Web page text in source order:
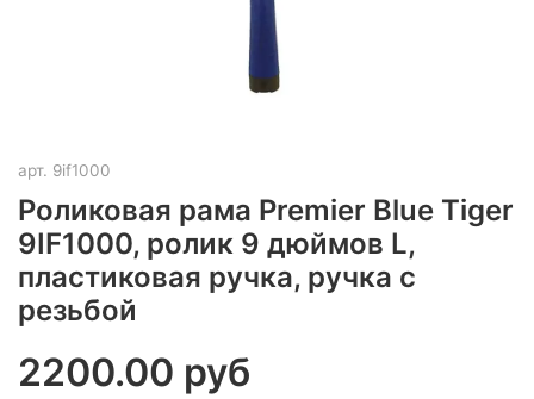
арт. 9if1000
Роликовая рама Premier Blue Tiger
9IF1000, ролик 9 дюймов L,
пластиковая ручка, ручка с
резьбой
2200.00 руб